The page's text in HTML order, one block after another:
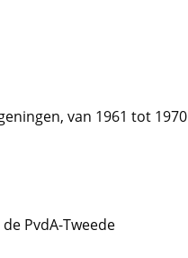
van 1961 tot 1970
PvdA-Tweede